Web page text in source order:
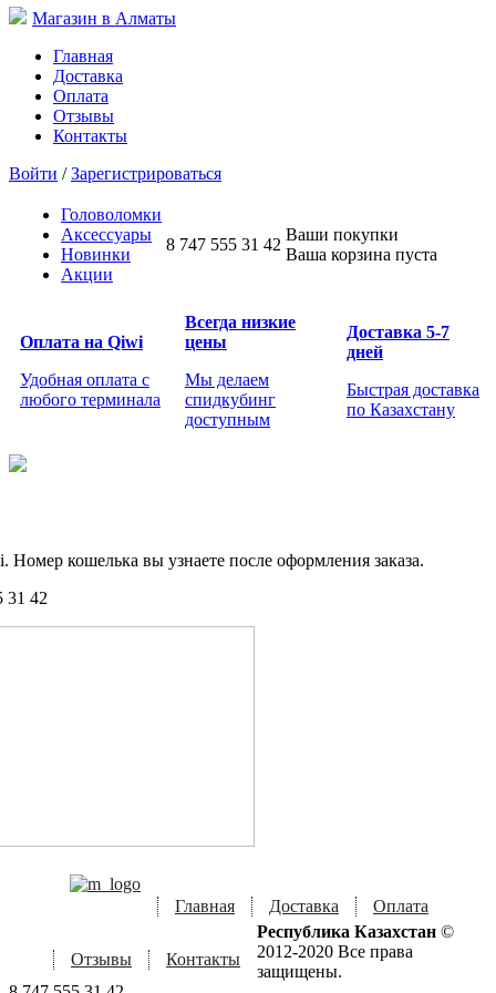
Магазин в Алматы
Главная
Доставка
Оплата
Отзывы
Контакты
Войти /Зарегистрироваться
Головоломки
Аксессуары
Новинки
Акции
8 747 555 31 42
Ваши покупки
Ваша корзина пуста
Оплата на Qiwi
Удобная оплата с
любого терминала
Всегда низкие
цены
Мы делаем
спидкубинг
доступным
Доставка 5-7
дней
Быстрая доставка
по Казахстану
кошелька вы узнаете после оформления заказа.
31 42
Главная Доставка Оплата
Отзывы Контакты
Республика Казахстан ©
2012-2020 Все права
защищены.